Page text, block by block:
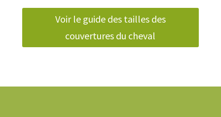
Voir le guide des tailles des
couvertures du cheval